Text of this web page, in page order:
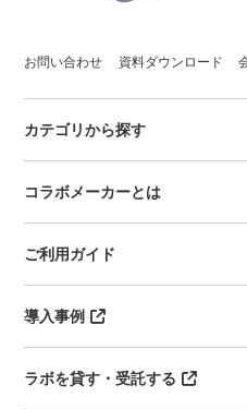
お問い合わせ 資料ダウンロード
カテゴリから探す
コラボメーカーとは
ご利用ガイド
導入事例
ラボを貸す・受託する